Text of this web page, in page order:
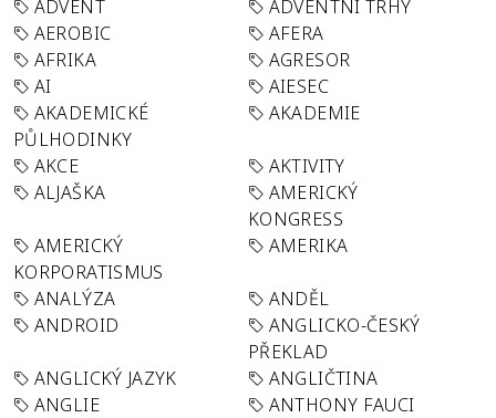
ADVENT
ADVENTNÍ TRHY
AEROBIC
AFERA
AFRIKA
AGRESOR
AI
AIESEC
AKADEMICKÉ
PŮLHODINKY
AKADEMIE
AKCE
AKTIVITY
ALJAŠKA
AMERICKÝ
KONGRESS
AMERICKÝ
KORPORATISMUS
AMERIKA
ANALÝZA
ANDĚL
ANDROID
ANGLICKO-ČESKÝ
PŘEKLAD
ANGLICKÝ JAZYK
ANGLIČTINA
ANGLIE
ANTHONY FAUCI